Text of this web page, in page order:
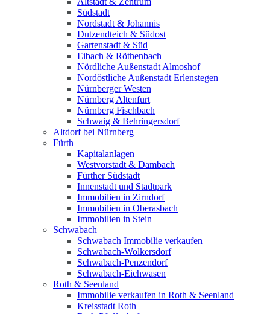
Südstadt
Nordstadt & Johannis
Dutzendteich & Südost
Gartenstadt & Süd
Eibach & Röthenbach
Nördliche Außenstadt Almoshof
Nordöstliche Außenstadt Erlenstegen
Nürnberger Westen
Nürnberg Altenfurt
Nürnberg Fischbach
Schwaig & Behringersdorf
Altdorf bei Nürnberg
Fürth
Kapitalanlagen
Westvorstadt & Dambach
Fürther Südstadt
Innenstadt und Stadtpark
Immobilien in Zirndorf
Immobilien in Oberasbach
Immobilien in Stein
Schwabach
Schwabach Immobilie verkaufen
Schwabach-Wolkersdorf
Schwabach-Penzendorf
Schwabach-Eichwasen
Roth & Seenland
Immobilie verkaufen in Roth & Seenland
Kreisstadt Roth